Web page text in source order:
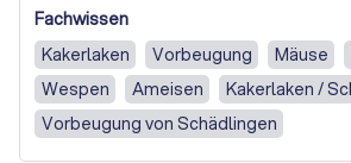
aus, die genau dort eingesetzt werden,
werden. Dies minimiert unnötige
Menschen und Haustiere.
Unsere Dienstleistungen umfassen die
Fachwissen
Kakerlaken
Vorbeugung Mäuse
Wespen
Ameisen
Kakerlaken /
Vorbeugung von Schädlingen